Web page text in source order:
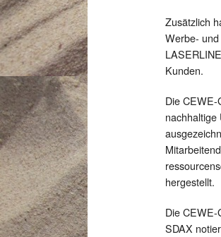
Zusätzlich
Werbe-
Kunden.
Die
hergestellt.
Die
SDAX